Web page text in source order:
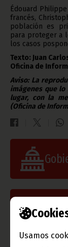
Usamos
Édouard
francés,
población es
para proteger a
los casos
Texto: Juan
Oficina de
Aviso: La
imágenes que lo
lugar, con la
(Oficina de